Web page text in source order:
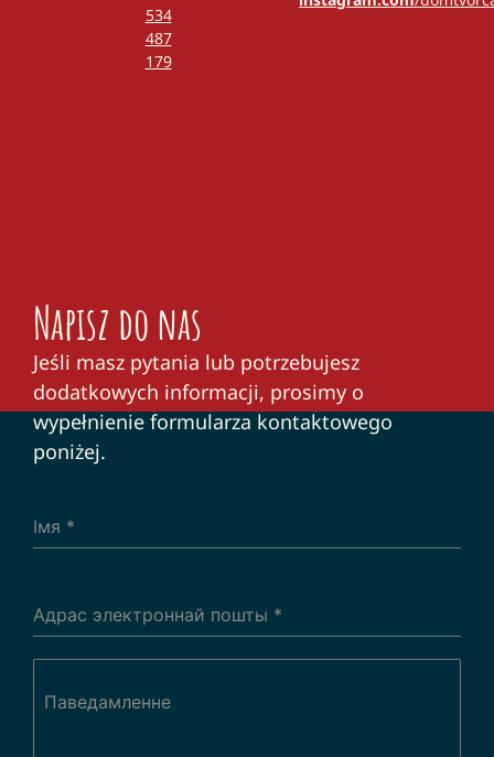
534
487
179
Napisz do nas
Jeśli masz pytania lub potrzebujesz
dodatkowych informacji, prosimy o
wypełnienie formularza kontaktowego
poniżej.
Iмя *
Адрас электроннай пошты *
Паведамленне